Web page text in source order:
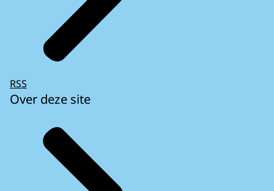
RSS
Over deze site